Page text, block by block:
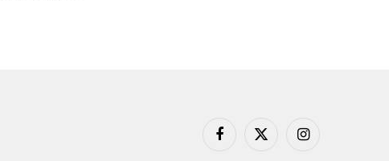
Facebook
X
Instagram